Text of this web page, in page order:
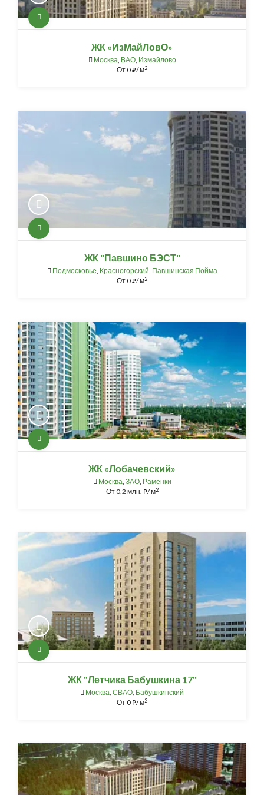
ЖК «ИзМайЛовО»
Москва, ВАО, Измайлово
От0⃏/ м2
ЖК "Павшино БЭСТ"
Подмосковье, Красногорский, Павшинская Пойма
От0⃏/ м2
ЖК «Лобачевский»
Москва, ЗАО, Раменки
От0,2 млн. ⃏/ м2
ЖК "Летчика Бабушкина 17"
Москва, СВАО, Бабушкинский
От0⃏/ м2